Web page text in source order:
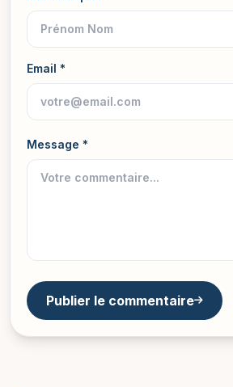
Email *
Message *
Publier le commentaire